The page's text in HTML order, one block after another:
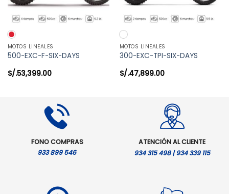
MOTOS LINEALES
500-EXC-F-SIX-DAYS
S/.53,399.00
MOTOS LINEALES
300-EXC-TPI-SIX-DAYS
S/.47,899.00
FONO COMPRAS
933 899 546
ATENCIÓN AL CLIENTE
934 315 498 | 934 339 115